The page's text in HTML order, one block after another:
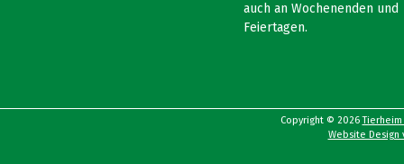
auch an Wochenenden und
Feiertagen.
Copyright © 2026Tierheim
Website Design